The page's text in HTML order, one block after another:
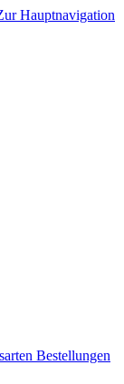
Hauptnavigation
Bestellungen